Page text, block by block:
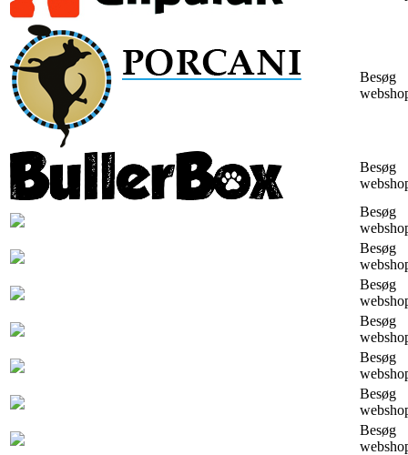
Besøg
Besøg
Besøg
Besøg
Besøg
Besøg
Besøg
Besøg
Besøg